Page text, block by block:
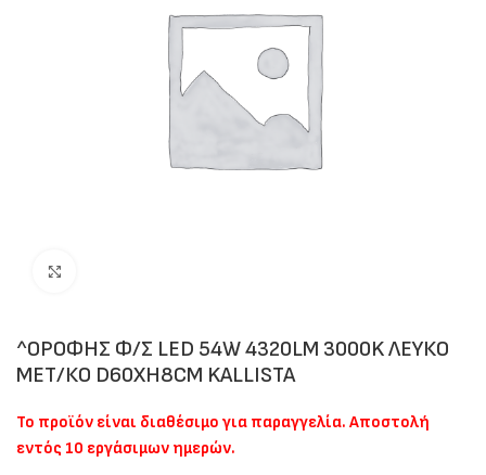
^ΟΡΟΦΗΣ Φ/Σ LED 54W 4320LM 3000K ΛΕΥΚΟ
ΜΕΤ/ΚΟ D60XH8CM KALLISTA
Το προϊόν είναι διαθέσιμο για παραγγελία. Αποστολή
εντός 10 εργάσιμων ημερών.